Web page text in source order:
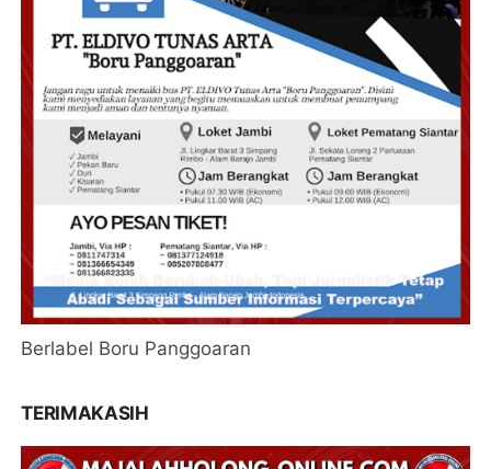
Berlabel Boru Panggoaran
TERIMAKASIH